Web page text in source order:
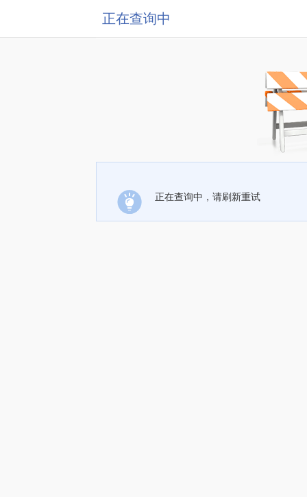
正在查询中
正在查询中，请刷新重试